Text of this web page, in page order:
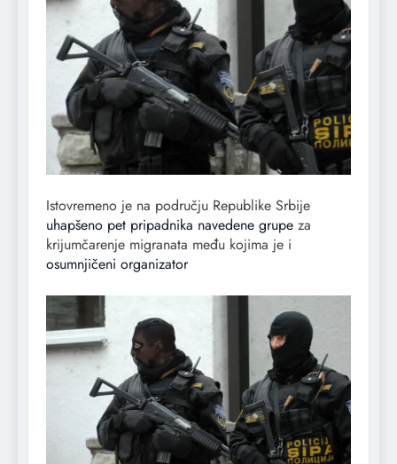
Istovremeno je na području Republike Srbije
uhapšeno pet pripadnika navedene grupe za
krijumčarenje migranata među kojima je i
osumnjičeni organizator